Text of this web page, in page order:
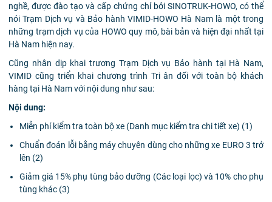
nghề, được đào tạo và cấp chứng chỉ bởi SINOTRUK-HOWO, có thể
nói Trạm Dịch vụ và Bảo hành VIMID-HOWO Hà Nam là một trong
những trạm dịch vụ của HOWO quy mô, bài bản và hiện đại nhất tại
Hà Nam hiện nay.
Cũng nhân dịp khai trương Trạm Dịch vụ Bảo hành tại Hà Nam,
VIMID cũng triển khai chương trình Tri ân đối với toàn bộ khách
hàng tại Hà Nam với nội dung như sau:
Nội dung:
Miễn phí kiểm tra toàn bộ xe (Danh mục kiểm tra chi tiết xe) (1)
Chuẩn đoán lỗi bằng máy chuyên dùng cho những xe EURO 3 trở
lên (2)
Giảm giá 15% phụ tùng bảo dưỡng (Các loại lọc) và 10% cho phụ
tùng khác (3)